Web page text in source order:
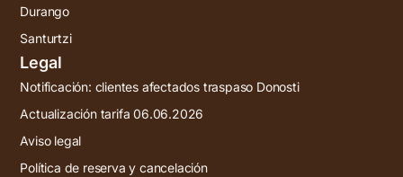
Durango
Santurtzi
Legal
Notificación: clientes afectados traspaso Donosti
Actualización tarifa 06.06.2026
Aviso legal
Política de reserva y cancelación